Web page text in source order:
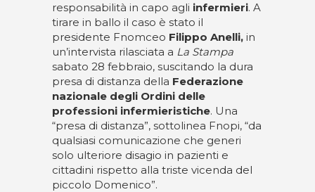
responsabilità in capo agli infermieri. A
tirare in ballo il caso è stato il
presidente Fnomceo Filippo Anelli, in
un’intervista rilasciata a La Stampa
sabato 28 febbraio, suscitando la dura
presa di distanza della Federazione
nazionale degli Ordini delle
professioni infermieristiche. Una
“presa di distanza”, sottolinea Fnopi, “da
qualsiasi comunicazione che generi
solo ulteriore disagio in pazienti e
cittadini rispetto alla triste vicenda del
piccolo Domenico”.